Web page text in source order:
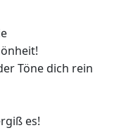
Töne dich rein
es!